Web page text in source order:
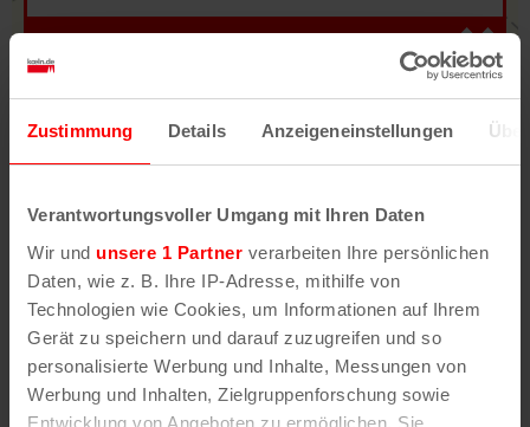
Zustimmung Details Anzeigeneinstellungen
Verantwortungsvoller Umgang mit Ihren Daten
Wir und unsere 1 Partner verarbeiten Ihre persönlichen
Daten, wie z. B. Ihre IP-Adresse, mithilfe von
Technologien wie Cookies, um Informationen auf Ihrem
Gerät zu speichern und darauf zuzugreifen und so
personalisierte Werbung und Inhalte, Messungen von
Werbung und Inhalten, Zielgruppenforschung sowie
Entwicklung von Angeboten zu ermöglichen. Sie
Fehler/Problem melden
Darstellung des RVR-Kartenwerks
Stadtplanwerk
erhältst Du unsere koeln.de-Karte mit vielen
weiteren Details wie z.B. Hausnummern.
Unser Stadtplan basiert auf Daten des
OpenStreetMap
-Projekts (
© OpenStreetMap
Mitwirkende
) und von OpenCycleMap.org